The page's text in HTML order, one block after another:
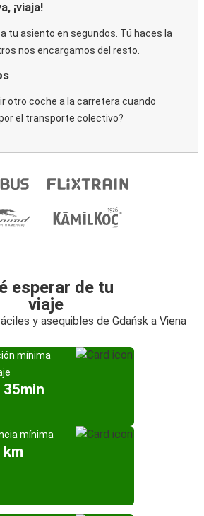
¡viaja!
tu asiento en segundos. Tú haces la
nos encargamos del resto.
otro coche a la carretera cuando
el transporte colectivo?
esperar de tu
viaje
y asequibles de Gdańsk a Viena
mínima
35min
mínima
km